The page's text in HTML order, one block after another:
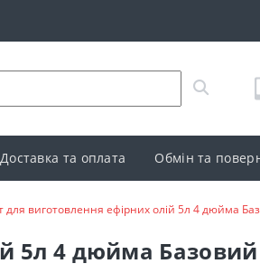
Доставка та оплата Обмін та
для виготовлення ефірних олій 5л 4 дюйма
5л 4 дюйма Базовий